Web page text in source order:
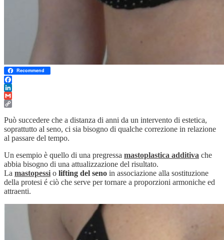
Recommend
Facebook
LinkedIn
Gmail
Link
Può succedere che a distanza di anni da un intervento di estetica,
soprattutto al seno, ci sia bisogno di qualche correzione in relazione
al passare del tempo.
Un esempio è quello di una pregressa mastoplastica additiva che
abbia bisogno di una attualizzazione del risultato.
La mastopessi o lifting del seno in associazione alla sostituzione
della protesi é ciò che serve per tornare a proporzioni armoniche ed
attraenti.